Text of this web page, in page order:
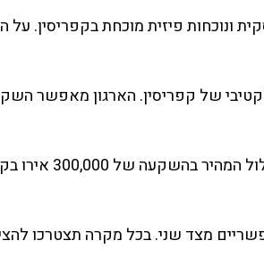
עד עכשיו
מצד שני. בכל מקרה תצטרכו